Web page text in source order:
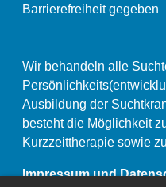
Barrierefreiheit gegeben
Wir behandeln alle
Ausbildung der
besteht die Möglichkeit
Kurzzeittherapie sowie
Impressum und